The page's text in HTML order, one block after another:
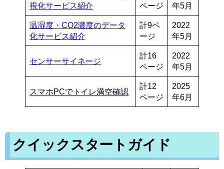
視化サービス紹介
ページ
年5月
温湿度・CO2濃度のデータ
化サービス紹介
計9ペ
ージ
2022
年5月
センサーサイネージ
計16
ページ
2022
年5月
スマホPCでトイレ満空確認
計12
ページ
2025
年6月
クイックスタートガイド